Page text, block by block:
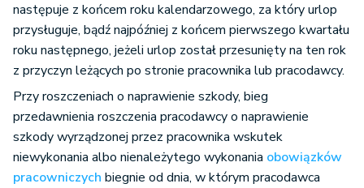
następuje z końcem roku kalendarzowego, za który urlop
przysługuje, bądź najpóźniej z końcem pierwszego kwartału
roku następnego, jeżeli urlop został przesunięty na ten rok
z przyczyn leżących po stronie pracownika lub pracodawcy.
Przy roszczeniach o naprawienie szkody, bieg
przedawnienia roszczenia pracodawcy o naprawienie
szkody wyrządzonej przez pracownika wskutek
niewykonania albo nienależytego wykonania obowiązków
pracowniczych biegnie od dnia, w którym pracodawca